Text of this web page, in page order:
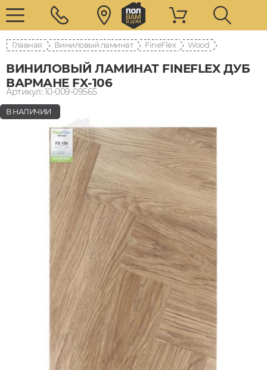
Главная Виниловый ламинат FineFlex Wood
ВИНИЛОВЫЙ ЛАМИНАТ FINEFLEX ДУБ
ВАРМАНЕ FX-106
Артикул: 10-009-09565
В НАЛИЧИИ